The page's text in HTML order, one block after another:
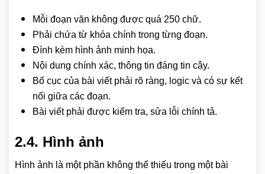
Mỗi đoạn văn không được quá 250 chữ.
Phải chứa từ khóa chính trong từng đoạn.
Đính kèm hình ảnh minh họa.
Nội dung chính xác, thông tin đáng tin cậy.
Bố cục của bài viết phải rõ ràng, logic và có sự kết
nối giữa các đoạn.
Bài viết phải được kiểm tra, sửa lỗi chính tả.
2.4. Hình ảnh
Hình ảnh là một phần không thể thiếu trong một bài